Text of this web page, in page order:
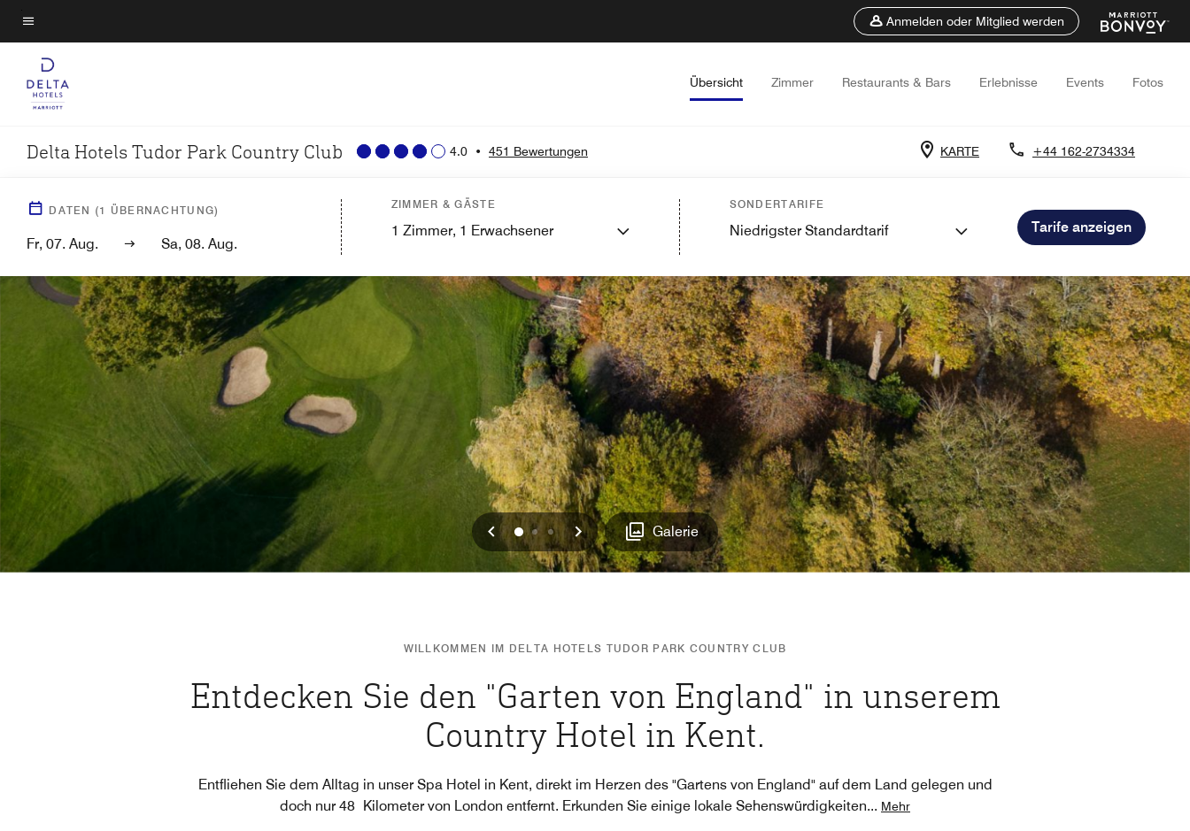
Skip
to
main
content
Menütext
Anmelden oder Mitglied werden
Übersicht Zimmer Restaurants & Bars Erlebnisse Events Fotos
Delta Hotels Tudor Park Country Club 4.0 • 451 Bewertungen KARTE +44 162-2734334
DATEN (1 ÜBERNACHTUNG)
Fr, 07. Aug. Sa, 08. Aug.
ZIMMER & GÄSTE
1 Zimmer, 1 Erwachsener
SONDERTARIFE
Niedrigster Standardtarif Tarife anzeigen
Vorherige
01 2 Weiter Galerie
WILLKOMMEN IM DELTA HOTELS TUDOR PARK COUNTRY CLUB
Entdecken Sie den "Garten von England" in unserem
Country Hotel in Kent.
Entfliehen Sie dem Alltag in unser Spa Hotel in Kent, direkt im Herzen des "Gartens von England" auf dem Land gelegen und
doch nur 48 Kilometer von London entfernt. Erkunden Sie einige lokale Sehenswürdigkeiten... Mehr